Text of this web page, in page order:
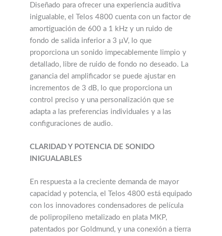
Diseñado para ofrecer una experiencia auditiva
inigualable, el Telos 4800 cuenta con un factor de
amortiguación de 600 a 1 kHz y un ruido de
fondo de salida inferior a 3 μV, lo que
proporciona un sonido impecablemente limpio y
detallado, libre de ruido de fondo no deseado. La
ganancia del amplificador se puede ajustar en
incrementos de 3 dB, lo que proporciona un
control preciso y una personalización que se
adapta a las preferencias individuales y a las
configuraciones de audio.
CLARIDAD Y POTENCIA DE SONIDO
INIGUALABLES
En respuesta a la creciente demanda de mayor
capacidad y potencia, el Telos 4800 está equipado
con los innovadores condensadores de película
de polipropileno metalizado en plata MKP,
patentados por Goldmund, y una conexión a tierra